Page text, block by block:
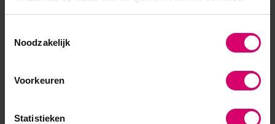
Noodzakelijk
Voorkeuren
Statistieken